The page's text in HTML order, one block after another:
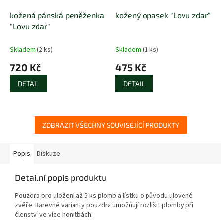
kožená pánská peněženka
"Lovu zdar"
Skladem (2 ks)
720 Kč
DETAIL
kožený opasek "Lovu zdar"
Skladem (1 ks)
475 Kč
DETAIL
ZOBRAZIT VŠECHNY SOUVISEJÍCÍ PRODUKTY
Popis Diskuze
Detailní popis produktu
Pouzdro pro uložení až 5 ks plomb a lístku o původu ulovené
zvěře. Barevné varianty pouzdra umožňují rozlišit plomby při
členství ve více honitbách.